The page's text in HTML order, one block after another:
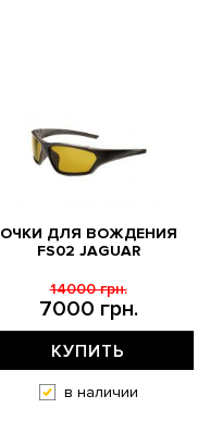
ОЧКИ ДЛЯ ВОЖДЕНИЯ
FS02 JAGUAR
7000 грн.
14000 грн.
КУПИТЬ
в наличии